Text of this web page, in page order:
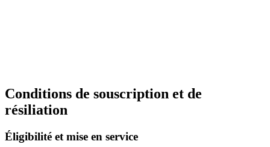
Conditions de souscription et de
résiliation
Éligibilité et mise en service